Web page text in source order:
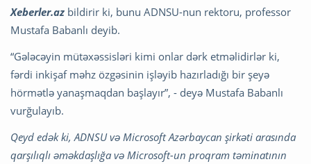
Xeberler.az bildirir ki, bunu ADNSU-nun rektoru, professor
Mustafa Babanlı deyib.
“Gələcəyin mütəxəssisləri kimi onlar dərk etməlidirlər ki,
fərdi inkişaf məhz özgəsinin işləyib hazırladığı bir şeyə
hörmətlə yanaşmaqdan başlayır”, - deyə Mustafa Babanlı
vurğulayıb.
Qeyd edək ki, ADNSU və Microsoft Azərbaycan şirkəti arasında
qarşılıqlı əməkdaşlığa və Microsoft-un proqram təminatının